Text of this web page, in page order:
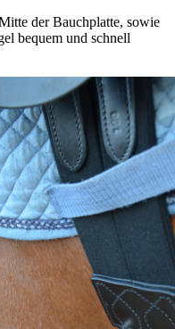
der Bauchplatte, sowie
bequem und schnell